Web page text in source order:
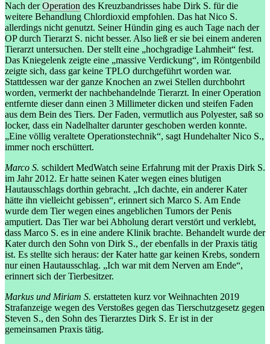
Nach derOperation des Kreuzbandrisses habe Dirk S. für die
weitere Behandlung Chlordioxid empfohlen. Das hat Nico S.
allerdings nicht genutzt. Seiner Hündin ging es auch Tage nach der
OP durch Tierarzt S. nicht besser. Also ließ er sie bei einem anderen
Tierarzt untersuchen. Der stellt eine „hochgradige Lahmheit“ fest.
Das Kniegelenk zeigte eine „massive Verdickung“, im Röntgenbild
zeigte sich, dass gar keine TPLO durchgeführt worden war.
Stattdessen war der ganze Knochen an zwei Stellen durchbohrt
worden, vermerkt der nachbehandelnde Tierarzt. In einer Operation
entfernte dieser dann einen 3 Millimeter dicken und steifen Faden
aus dem Bein des Tiers. Der Faden, vermutlich aus Polyester, saß so
locker, dass ein Nadelhalter darunter geschoben werden konnte.
„Eine völlig veraltete Operationstechnik“, sagt Hundehalter Nico S.,
immer noch erschüttert.
Marco S. schildert MedWatch seine Erfahrung mit der Praxis Dirk S.
im Jahr 2012. Er hatte seinen Kater wegen eines blutigen
Hautausschlags dorthin gebracht. „Ich dachte, ein anderer Kater
hätte ihn vielleicht gebissen“, erinnert sich Marco S. Am Ende
wurde dem Tier wegen eines angeblichen Tumors der Penis
amputiert. Das Tier war bei Abholung derart verstört und verklebt,
dass Marco S. es in eine andere Klinik brachte. Behandelt wurde der
Kater durch den Sohn von Dirk S., der ebenfalls in der Praxis tätig
ist. Es stellte sich heraus: der Kater hatte gar keinen Krebs, sondern
nur einen Hautausschlag. „Ich war mit dem Nerven am Ende“,
erinnert sich der Tierbesitzer.
Markus und Miriam S. erstatteten kurz vor Weihnachten 2019
Strafanzeige wegen des Verstoßes gegen das Tierschutzgesetz gegen
Steven S., den Sohn des Tierarztes Dirk S. Er ist in der
gemeinsamen Praxis tätig.